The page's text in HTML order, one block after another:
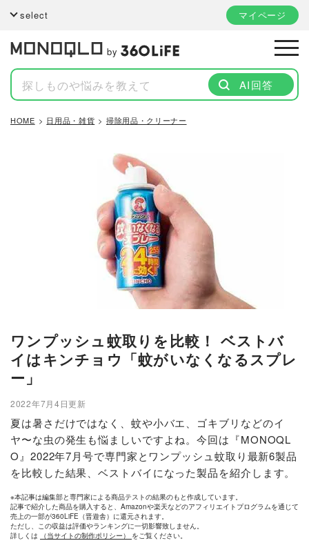
select マイページ
by
AI回答
HOME 日用品・雑貨 掃除用品・クリーナー
ワンプッシュ蚊取りを比較！ ベストバ
イはキンチョウ「蚊がいなくなるスプレ
ー」
2022年7月4日更新
夏は暑さだけではなく、蚊や小バエ、ゴキブリなどのイ
ヤ〜な虫の発生も悩ましいですよね。今回は『MONOQL
O』2022年7月号で専門家とワンプッシュ蚊取り最新6製品
を比較した結果、ベストバイになった製品を紹介します。
※本記事は編集部と専門家による商品テストの結果のもと作成しています。
記事で紹介した商品を購入すると、Amazonや楽天などのアフィリエイトプログラムを通じて
売上の一部が360LiFE（晋遊舎）に還元されます。
ただし、この収益は評価やランキングに一切影響致しません。
詳しくは
（当サイトの制作ポリシー） をご覧ください。